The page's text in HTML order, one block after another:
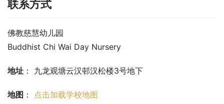
联系方式
佛教慈慧幼儿园
Buddhist Chi Wai Day Nursery
地址 ： 九龙观塘云汉邨汉松楼3号地下
地图 ： 点击加载学校地图